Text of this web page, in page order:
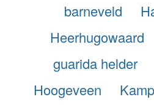
barneveld
Heerhugowaard
guarida helder
Hoogeveen